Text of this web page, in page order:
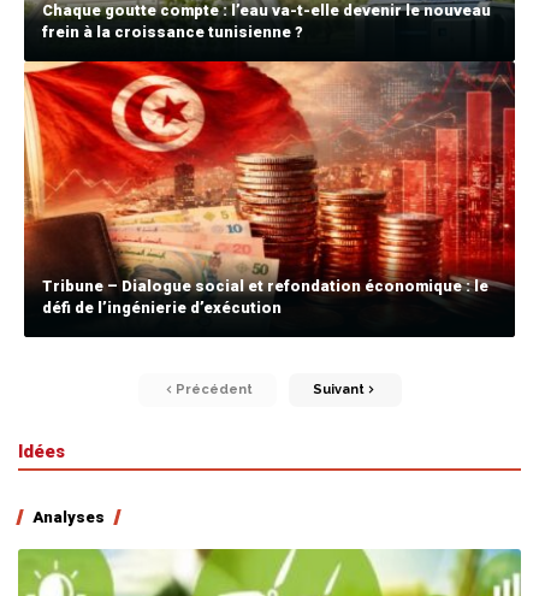
Chaque goutte compte : l’eau va-t-elle devenir le nouveau
frein à la croissance tunisienne ?
Tribune – Dialogue social et refondation économique : le
défi de l’ingénierie d’exécution
Précédent Suivant
Idées
Analyses